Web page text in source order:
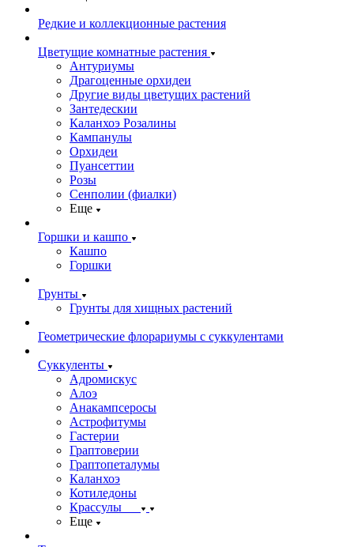
Редкие и коллекционные растения
Цветущие комнатные растения
Антуриумы
Драгоценные орхидеи
Другие виды цветущих растений
Зантедескии
Каланхоэ Розалины
Кампанулы
Орхидеи
Пуансеттии
Розы
Сенполии (фиалки)
Еще
Горшки и кашпо
Кашпо
Горшки
Грунты
Грунты для хищных растений
Геометрические флорариумы с суккулентами
Суккуленты
Адромискус
Алоэ
Анакампсеросы
Астрофитумы
Гастерии
Граптоверии
Граптопеталумы
Каланхоэ
Котиледоны
Крассулы
Еще